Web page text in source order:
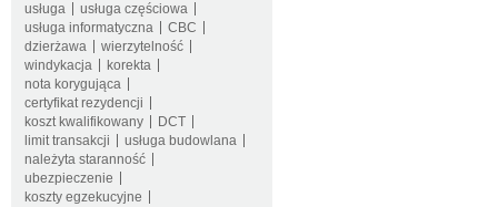
usługa
usługa częściowa
usługa informatyczna
CBC
dzierżawa
wierzytelność
windykacja
korekta
nota korygująca
certyfikat rezydencji
koszt kwalifikowany
DCT
limit transakcji
usługa budowlana
należyta staranność
ubezpieczenie
koszty egzekucyjne